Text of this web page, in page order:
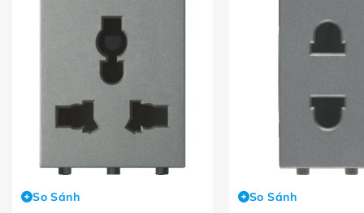
So Sánh So Sánh